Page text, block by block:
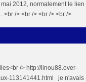
2012, normalement le lien
/> <br /> <br /> <br />
/> http://linou88.over-
113141441.html je n'avais